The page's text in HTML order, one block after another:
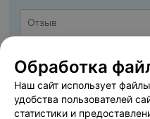
Обработка
Наш сайт использует
удобства пользователей
статистики и